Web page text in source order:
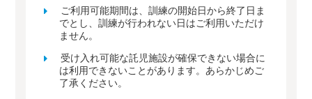
ご利用可能期間は、訓練の開始日から終了日ま
でとし、訓練が行われない日はご利用いただけ
ません。
受け入れ可能な託児施設が確保できない場合に
は利用できないことがあります。あらかじめご
了承ください。